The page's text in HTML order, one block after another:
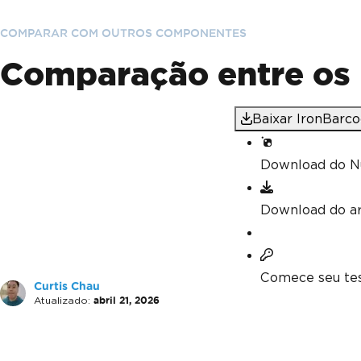
COMPARAR COM OUTROS COMPONENTES
Comparação entre
Curtis Chau
Atualizado: abril 21, 2026
Baixar
Download do
Download do
Comece seu